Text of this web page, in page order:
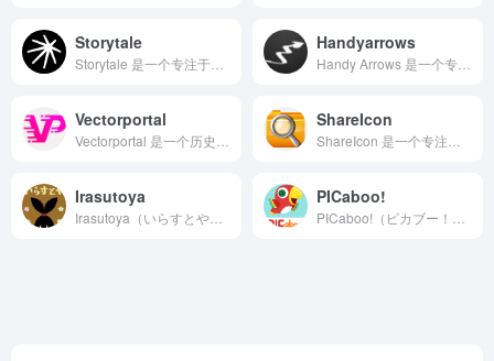
Storytale Handyarrows
Vectorportal ShareIcon
Irasutoya PICaboo!